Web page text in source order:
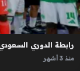
رابطة الدوري
منذ 3 أشهر